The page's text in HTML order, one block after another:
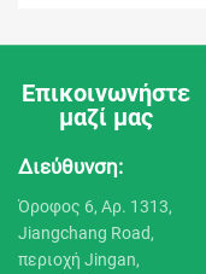
Επικοινωνήστε
μαζί μας
Διεύθυνση:
Όροφος 6, Αρ. 1313,
Jiangchang Road,
περιοχή Jingan,